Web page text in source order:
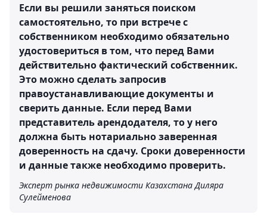
Если вы решили заняться поиском
самостоятельно, то при встрече с
собственником необходимо обязательно
удостовериться в том, что перед Вами
действительно фактический собственник.
Это можно сделать запросив
правоустанавливающие документы и
сверить данные. Если перед Вами
представитель арендодателя, то у него
должна быть нотариально заверенная
доверенность на сдачу. Сроки доверенности
и данные также необходимо проверить.
Эксперт рынка недвижимости Казахстана Диляра
Сулейменова